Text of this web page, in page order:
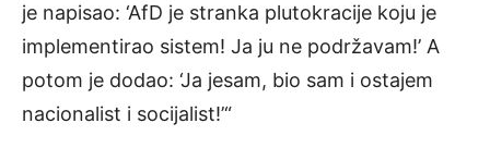
je napisao: ‘AfD je stranka plutokracije koju je
implementirao sistem! Ja ju ne podržavam!’ A
potom je dodao: ‘Ja jesam, bio sam i ostajem
nacionalist i socijalist!’“